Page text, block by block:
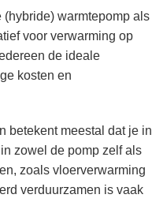
warmtepomp als
voor verwarming op
de ideale
kosten en
betekent meestal dat je in
zowel de pomp zelf als
zoals vloerverwarming
verduurzamen is vaak